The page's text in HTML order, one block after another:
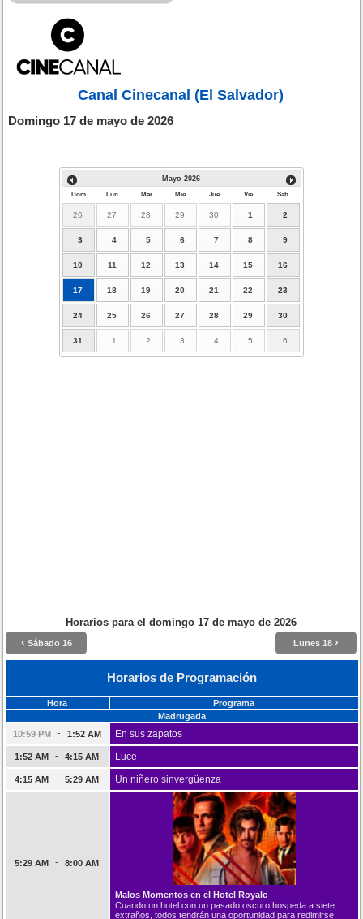
Canal Cinecanal (El Salvador)
Domingo 17 de mayo de 2026
Mayo 2026
Dom Lun Mar Mié Jue Vie Sáb
26 27 28 29 30 1 2
3 4 5 6 7 8 9
10 11 12 13 14 15 16
17 18 19 20 21 22 23
24 25 26 27 28 29 30
31 1 2 3 4 5 6
Horarios para eldomingo 17 de mayo de 2026
‹ Sábado 16 Lunes 18 ›
Horarios de Programación
Hora
Programa
Madrugada
10:59 PM
- 1:52 AM En sus zapatos
1:52 AM - 4:15 AM Luce
4:15 AM - 5:29 AM Un niñero sinvergüenza
5:29 AM - 8:00 AM
Malos Momentos en el Hotel Royale
Cuando un hotel con un pasado oscuro hospeda a siete
extraños, todos tendrán una oportunidad para redimirse